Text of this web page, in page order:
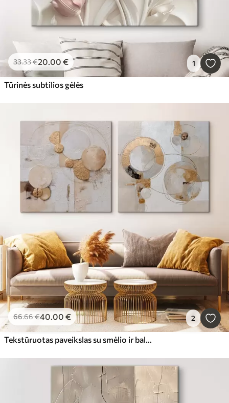
33.33€20.00 € 1
Tūrinės subtilios gėlės
66.66€40.00 € 2
Tekstūruotas paveikslas su smėlio ir baltos spalvos formomis